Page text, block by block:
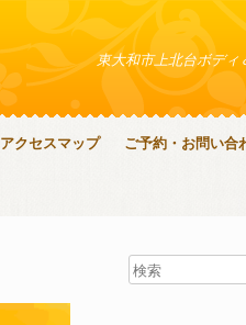
東大和市上北台ボディ
アクセスマップ ご予約・お問い合